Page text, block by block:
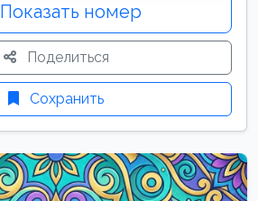
Показать номер
Поделиться
Сохранить